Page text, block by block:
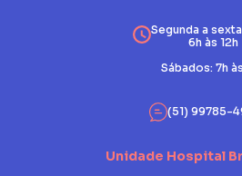
Segunda a
6h às 12h
Sábados: 7h
(51) 99785-
Unidade Hospital